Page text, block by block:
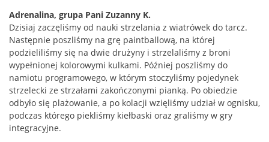
Adrenalina, grupa Pani Zuzanny K.
Dzisiaj zaczęliśmy od nauki strzelania z wiatrówek do tarcz.
Następnie poszliśmy na grę paintballową, na której
podzieliliśmy się na dwie drużyny i strzelaliśmy z broni
wypełnionej kolorowymi kulkami. Później poszliśmy do
namiotu programowego, w którym stoczyliśmy pojedynek
strzelecki ze strzałami zakończonymi pianką. Po obiedzie
odbyło się plażowanie, a po kolacji wzięliśmy udział w ognisku,
podczas którego piekliśmy kiełbaski oraz graliśmy w gry
integracyjne.